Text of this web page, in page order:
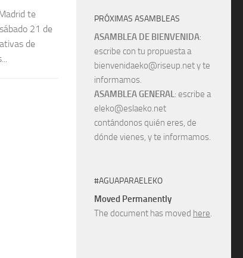
te
21 de
de
PRÓXIMAS ASAMBLEAS
ASAMBLEA DE BIENVENIDA:
escribe con tu propuesta a
bienvenidaeko@riseup.net y te
informamos.
ASAMBLEA GENERAL: escribe a
eleko@eslaeko.net
contándonos quién eres, de
dónde vienes, y te informamos.
#AGUAPARAELEKO
Moved Permanently
The document has moved here.